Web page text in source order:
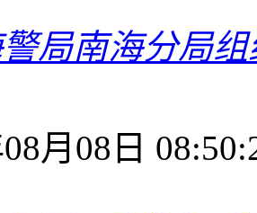
局南海分局
月08日